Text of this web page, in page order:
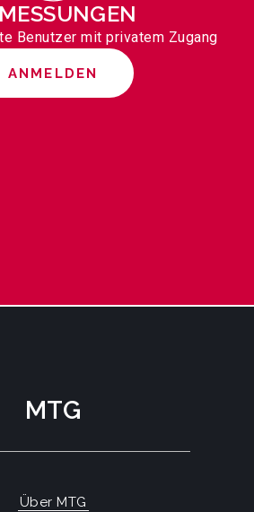
Benutzer mit privatem Zugang
ANMELDEN
MTG
Über MTG